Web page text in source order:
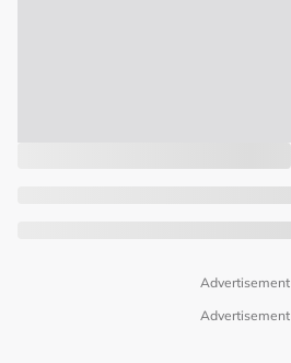
Advertisement
Advertisement